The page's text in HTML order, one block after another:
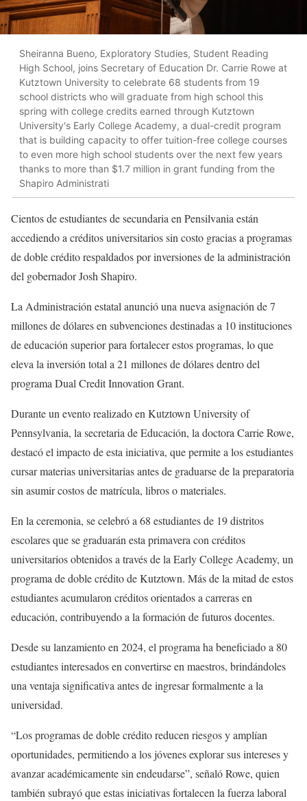
Sheiranna Bueno, Exploratory Studies, Student Reading
High School, joins Secretary of Education Dr. Carrie Rowe at
Kutztown University to celebrate 68 students from 19
school districts who will graduate from high school this
spring with college credits earned through Kutztown
University's Early College Academy, a dual-credit program
that is building capacity to offer tuition-free college courses
to even more high school students over the next few years
thanks to more than $1.7 million in grant funding from the
Shapiro Administrati
Cientos de estudiantes de secundaria en Pensilvania están
accediendo a créditos universitarios sin costo gracias a programas
de doble crédito respaldados por inversiones de la administración
del gobernador Josh Shapiro.
La Administración estatal anunció una nueva asignación de 7
millones de dólares en subvenciones destinadas a 10 instituciones
de educación superior para fortalecer estos programas, lo que
eleva la inversión total a 21 millones de dólares dentro del
programa Dual Credit Innovation Grant.
Durante un evento realizado en Kutztown University of
Pennsylvania, la secretaria de Educación, la doctora Carrie Rowe,
destacó el impacto de esta iniciativa, que permite a los estudiantes
cursar materias universitarias antes de graduarse de la preparatoria
sin asumir costos de matrícula, libros o materiales.
En la ceremonia, se celebró a 68 estudiantes de 19 distritos
escolares que se graduarán esta primavera con créditos
universitarios obtenidos a través de la Early College Academy, un
programa de doble crédito de Kutztown. Más de la mitad de estos
estudiantes acumularon créditos orientados a carreras en
educación, contribuyendo a la formación de futuros docentes.
Desde su lanzamiento en 2024, el programa ha beneficiado a 80
estudiantes interesados en convertirse en maestros, brindándoles
una ventaja significativa antes de ingresar formalmente a la
universidad.
“Los programas de doble crédito reducen riesgos y amplían
oportunidades, permitiendo a los jóvenes explorar sus intereses y
avanzar académicamente sin endeudarse”, señaló Rowe, quien
también subrayó que estas iniciativas fortalecen la fuerza laboral